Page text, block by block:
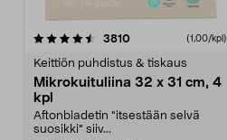
3810arvostelut (1,00/kpl)
Keittiön puhdistus & tiskaus
Mikrokuituliina 32 x 31 cm, 4
kpl
Aftonbladetin "itsestään selvä
suosikki" siiv...
4.5viidestä